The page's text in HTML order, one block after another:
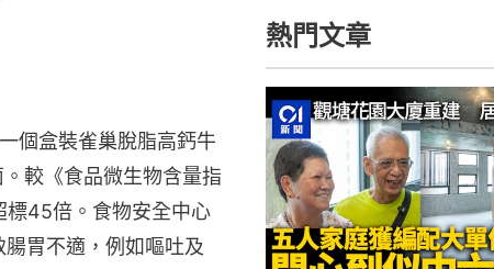
個盒裝雀巢脫脂高鈣牛
較《食品微生物含量指
標45倍。食物安全中心
胃不適，例如嘔吐及
熱門文章